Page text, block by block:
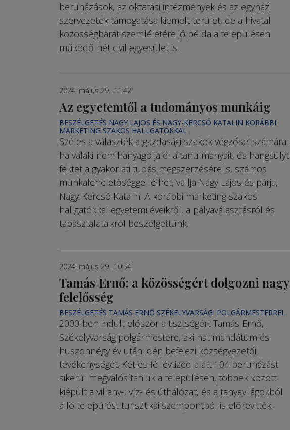
beruházások, az oktatási intézmények és az egyházi
szervezetek támogatása kiemelt terület, de a hivatal
közösségbarát szemléletére jó példa a településen
működő hét civil egyesület is.
2024. május 29., 11:42
Az egyetemtől a tudományos munkáig
BESZÉLGETÉS NAGY LAJOS ÉS NAGY-KERCSÓ KATALIN KORÁBBI
MARKETING SZAKOS HALLGATÓKKAL
Széles a választék a gazdasági szakok végzősei számára:
ha valaki nem hanyagolja el a tanulmányait, és hangsúlyt
fektet a gyakorlati tudás megszerzésére is, számos
munkaleheletőséggel élhet, vallja Nagy Lajos és párja,
Nagy-Kercsó Katalin. A korábbi marketing szakos
hallgatókkal egyetemi éveikről, a pályaválasztásról és
tapasztalataikról beszélgettünk.
2024. május 29., 10:54
Tamás Ernő: a közösségért dolgozni nagy
felelősség
BESZÉLGETÉS TAMÁS ERNŐ SZÉKELYVARSÁGI POLGÁRMESTERREL
2000-ben indult először a tisztségért Tamás Ernő,
Székelyvarság polgármestere, aki hat mandátum és
huszonnégy év után idén befejezi községvezetői
tevékenységét. Két és fél évtized alatt 104 beruházást
sikerül megvalósítaniuk a településen, többek között
kiépült a villany-, víz- és úthálózat, és a tanyavilágokból
álló települést turisztikai szempontból is előrevitték.